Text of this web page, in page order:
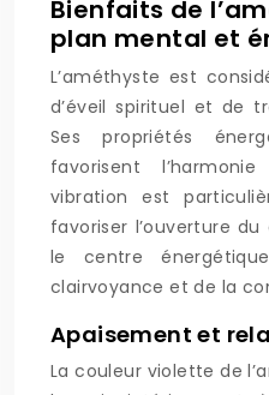
Bienfaits de
plan mental et
L’améthyste est
d’éveil spirituel et de
Ses propriétés
favorisent
vibration est
favoriser l’ouverture
le centre
clairvoyance et de la
Apaisement et
La couleur violette de